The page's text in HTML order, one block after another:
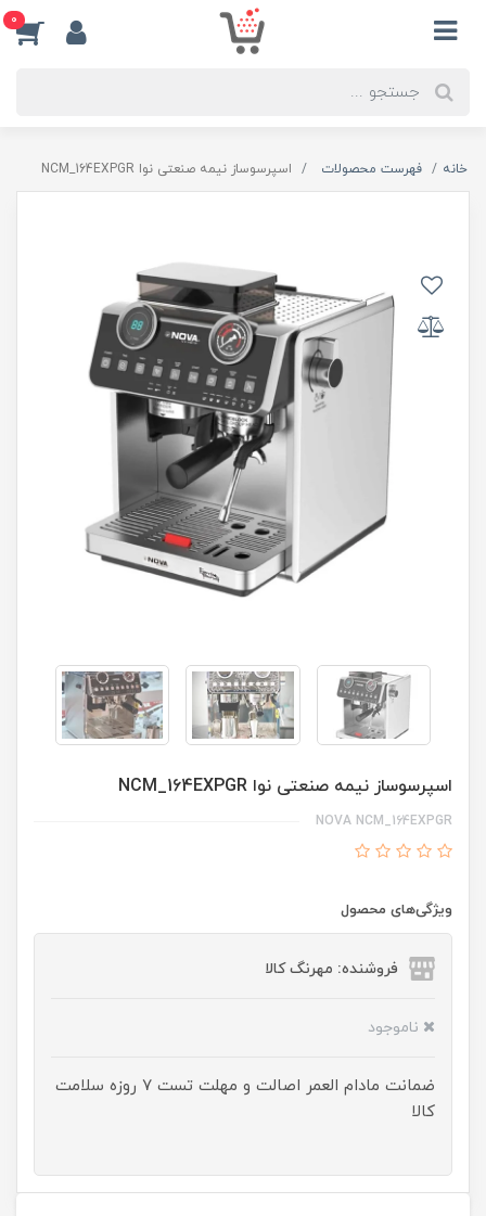
0
خانه فهرست محصولات اسپرسوساز نیمه صنعتی نوا NCM_164EXPGR
اسپرسوساز نیمه صنعتی نوا NCM_164EXPGR
NOVA NCM_164EXPGR
ویژگی‌های محصول
فروشنده: مهرنگ کالا
ناموجود
ضمانت مادام العمر اصالت و مهلت تست ۷ روزه سلامت
کالا